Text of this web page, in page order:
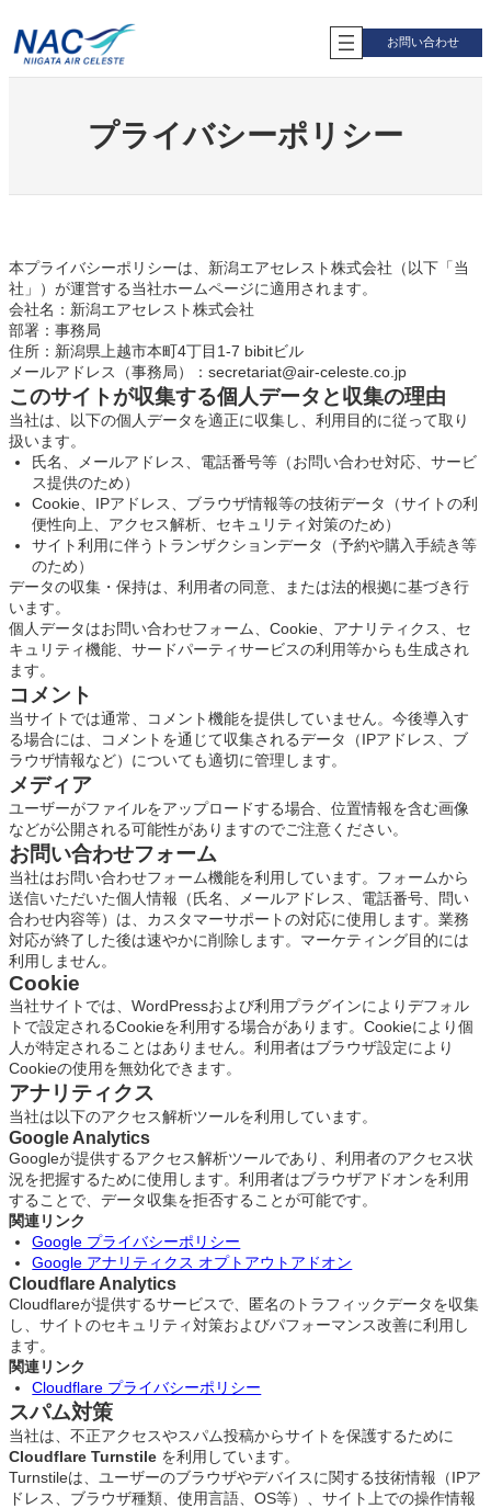
容
を
ス
お問い合わせ
プライバシーポリシー
本プライバシーポリシーは、新潟エアセレスト株式会社（以下「当
社」）が運営する当社ホームページに適用されます。
会社名：新潟エアセレスト株式会社
部署：事務局
住所：新潟県上越市本町4丁目1-7 bibitビル
メールアドレス（事務局）： secretariat@air-celeste.co.jp
このサイトが収集する個人データと収集の理由
当社は、以下の個人データを適正に収集し、利用目的に従って取り
扱います。
氏名、メールアドレス、電話番号等（お問い合わせ対応、サービ
ス提供のため）
Cookie、IPアドレス、ブラウザ情報等の技術データ（サイトの利
便性向上、アクセス解析、セキュリティ対策のため）
サイト利用に伴うトランザクションデータ（予約や購入手続き等
のため）
データの収集・保持は、利用者の同意、または法的根拠に基づき行
います。
個人データはお問い合わせフォーム、Cookie、アナリティクス、セ
キュリティ機能、サードパーティサービスの利用等からも生成され
ます。
コメント
当サイトでは通常、コメント機能を提供していません。今後導入す
る場合には、コメントを通じて収集されるデータ（IPアドレス、ブ
ラウザ情報など）についても適切に管理します。
メディア
ユーザーがファイルをアップロードする場合、位置情報を含む画像
などが公開される可能性がありますのでご注意ください。
お問い合わせフォーム
当社はお問い合わせフォーム機能を利用しています。フォームから
送信いただいた個人情報（氏名、メールアドレス、電話番号、問い
合わせ内容等）は、カスタマーサポートの対応に使用します。業務
対応が終了した後は速やかに削除します。マーケティング目的には
利用しません。
Cookie
当社サイトでは、WordPressおよび利用プラグインによりデフォル
トで設定されるCookieを利用する場合があります。Cookieにより個
人が特定されることはありません。利用者はブラウザ設定により
Cookieの使用を無効化できます。
アナリティクス
当社は以下のアクセス解析ツールを利用しています。
Google Analytics
Googleが提供するアクセス解析ツールであり、利用者のアクセス状
況を把握するために使用します。利用者はブラウザアドオンを利用
することで、データ収集を拒否することが可能です。
関連リンク
Google プライバシーポリシー
Google アナリティクス オプトアウトアドオン
Cloudflare Analytics
Cloudflareが提供するサービスで、匿名のトラフィックデータを収集
し、サイトのセキュリティ対策およびパフォーマンス改善に利用し
ます。
関連リンク
Cloudflare プライバシーポリシー
スパム対策
当社は、不正アクセスやスパム投稿からサイトを保護するために
Cloudflare Turnstile を利用しています。
Turnstileは、ユーザーのブラウザやデバイスに関する技術情報（IPア
ドレス、ブラウザ種類、使用言語、OS等）、サイト上での操作情報